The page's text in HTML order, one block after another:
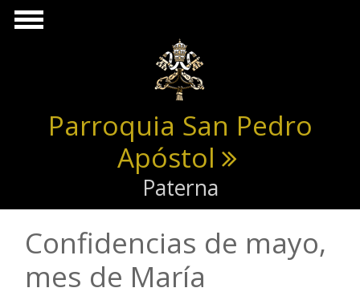
Pasar al contenido principal
Parroquia San Pedro
Apóstol
Paterna
Confidencias de mayo,
mes de María